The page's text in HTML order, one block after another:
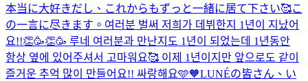
本当に大好きだし、これからもずっと一緒に居て下さい🥰こ
の一言に尽きます。 여러분 벌써 저희가 데뷔한지 1년이 지났어
요!!👏🥳👏🥳 루네 여러분과 만난지도 1년이 되었는데 1년동안
항상 옆에 있어주셔서 고마워요🥰 이제 1년이지만 앞으로도 같이
즐거운 추억 많이 만들어요!! 싸랑해요🩵🧡LUNÉの皆さん、い